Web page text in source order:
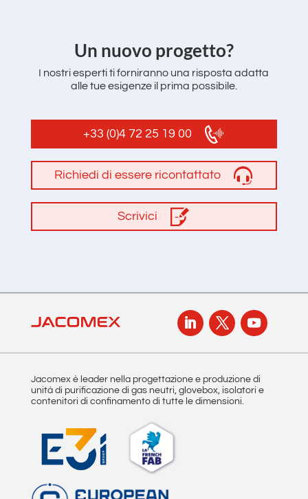
Un nuovo progetto?
I nostri esperti ti forniranno una risposta adatta
alle tue esigenze il prima possibile.
+33 (0)4 72 25 19 00
Richiedi di essere ricontattato
Scrivici
Jacomex è leader nella progettazione e produzione di
unità di purificazione di gas neutri, glovebox, isolatori e
contenitori di confinamento di tutte le dimensioni.